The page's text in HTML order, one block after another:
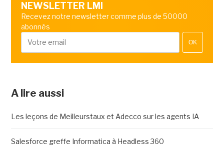
NEWSLETTER LMI
Recevez notre newsletter comme plus de 50000
abonnés
OK
A lire aussi
Les leçons de Meilleurstaux et Adecco sur les agents IA
Salesforce greffe Informatica à Headless 360